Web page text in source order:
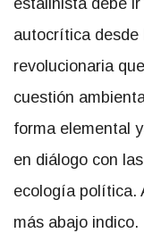
estalinista debe
autocrítica desde
revolucionaria
cuestión
forma elemental
en diálogo con
ecología política.
más abajo indico.